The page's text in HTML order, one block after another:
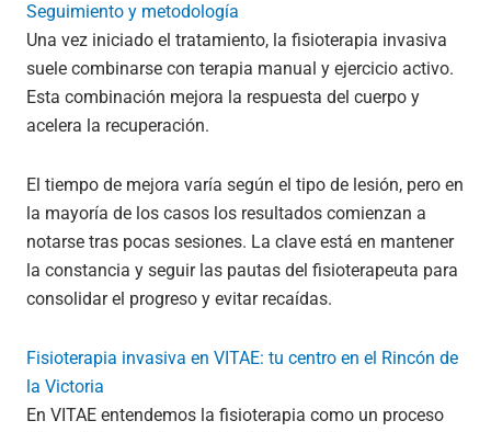
Seguimiento y metodología
Una vez iniciado el tratamiento, la fisioterapia invasiva
suele combinarse con terapia manual y ejercicio activo.
Esta combinación mejora la respuesta del cuerpo y
acelera la recuperación.
El tiempo de mejora varía según el tipo de lesión, pero en
la mayoría de los casos los resultados comienzan a
notarse tras pocas sesiones. La clave está en mantener
la constancia y seguir las pautas del fisioterapeuta para
consolidar el progreso y evitar recaídas.
Fisioterapia invasiva en VITAE: tu centro en el Rincón de
la Victoria
En VITAE entendemos la fisioterapia como un proceso